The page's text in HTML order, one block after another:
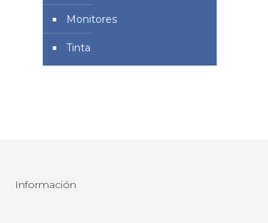
Monitores
Tinta
Información